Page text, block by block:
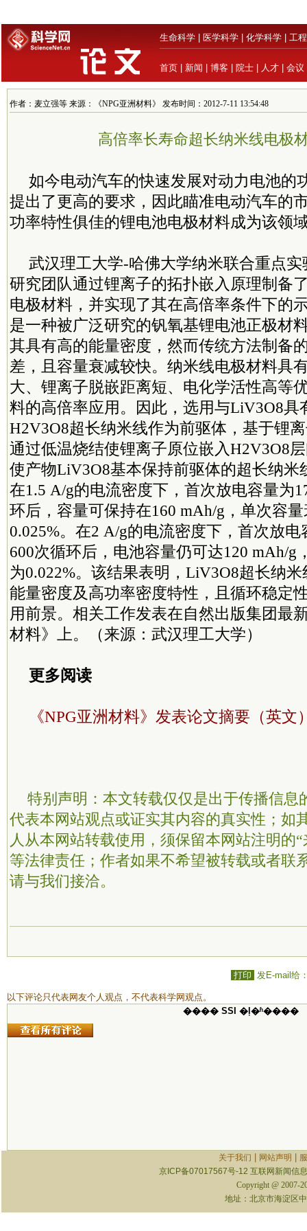
生命科学 医学科学 化学科学 工
首页 新闻 博客 院士 人才 会议
作者：麦立强等 来源：《NPG亚洲材料》 发布时间：2012-7-11 13:54:48
高倍率长寿命超长纳米线电极
如今电动汽车的快速发展对动力电池的
提出了更高的要求，因此瞄准电动汽车的
功率特性俱佳的锂电池电极材料成为该领
武汉理工大学-哈佛大学纳米联合重点
研究团队通过锂离子的拓扑嵌入原理制备
电极材料，并实现了其在高倍率条件下的
是一种被广泛研究的钒氧基锂电池正极材
其具有高的能量密度，然而传统方法制备
差，且容量衰减较快。纳米线电极材料具
大、锂离子脱嵌距离短、电化学活性高等
料的高倍率应用。因此，选用与LiV3O8具
H2V3O8超长纳米线作为前驱体，基于锂
通过低温烧结使锂离子原位嵌入H2V3O8
使产物LiV3O8基本保持前驱体的超长纳米
在1.5 A/g的电流密度下，首次放电容量为
环后，容量可保持在160 mAh/g，单次容
0.025%。在2 A/g的电流密度下，首次放电
600次循环后，电池容量仍可达120 mAh/g
为0.022%。该结果表明，LiV3O8超长纳
能量密度及高功率密度特性，且循环稳定
用前景。相关工作发表在自然出版集团最
材料》上。（来源：武汉理工大学）
更多阅读
《NPG亚洲材料》发表论文摘要（英文
特别声明：本文转载仅仅是出于传播信息
代表本网站观点或证实其内容的真实性；如
人从本网站转载使用，须保留本网站注明的
等法律责任；作者如果不希望被转载或者联
请与我们接洽。
打印 发E-mail给
以下评论只代表网友个人观点，不代表科学网观点。
���� SSI �ļ�ʱ����
关于我们 网站声明
京ICP备07017567号-12 互联网新闻信
Copyright @ 2007-
地址：北京市海淀区